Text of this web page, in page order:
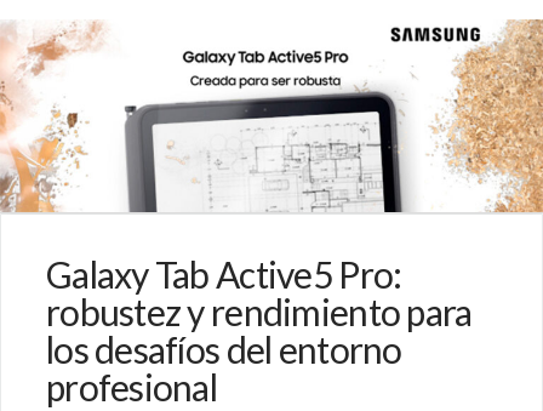
Galaxy Tab Active5 Pro:
robustez y rendimiento para
los desafíos del entorno
profesional